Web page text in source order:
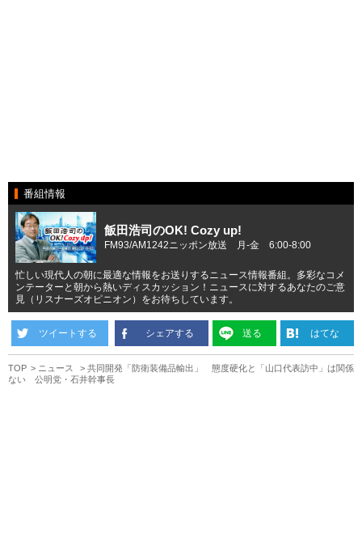
番組情報
飯田浩司のOK! Cozy up!
FM93/AM1242ニッポン放送 月-金 6:00-8:00
忙しい現代人の朝に最適な情報をお送りするニュース情報番組。多彩なコメ
ンテーターと朝から熱いディスカッション！ニュースに対するあなたのご意
見（リスナーズオピニオン）をお待ちしています。
ツイートする シェアする 送る はてな
TOP ニュース
共同開発「防衛装備品輸出」 態度硬化と「山口代表訪中」は関係
ない 公明党・石井幹事長